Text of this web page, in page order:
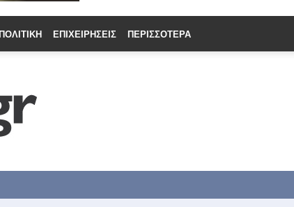
ΠΟΛΙΤΙΚΉ ΕΠΙΧΕΙΡΉΣΕΙΣ ΠΕΡΙΣΣΟΤΕΡΑ